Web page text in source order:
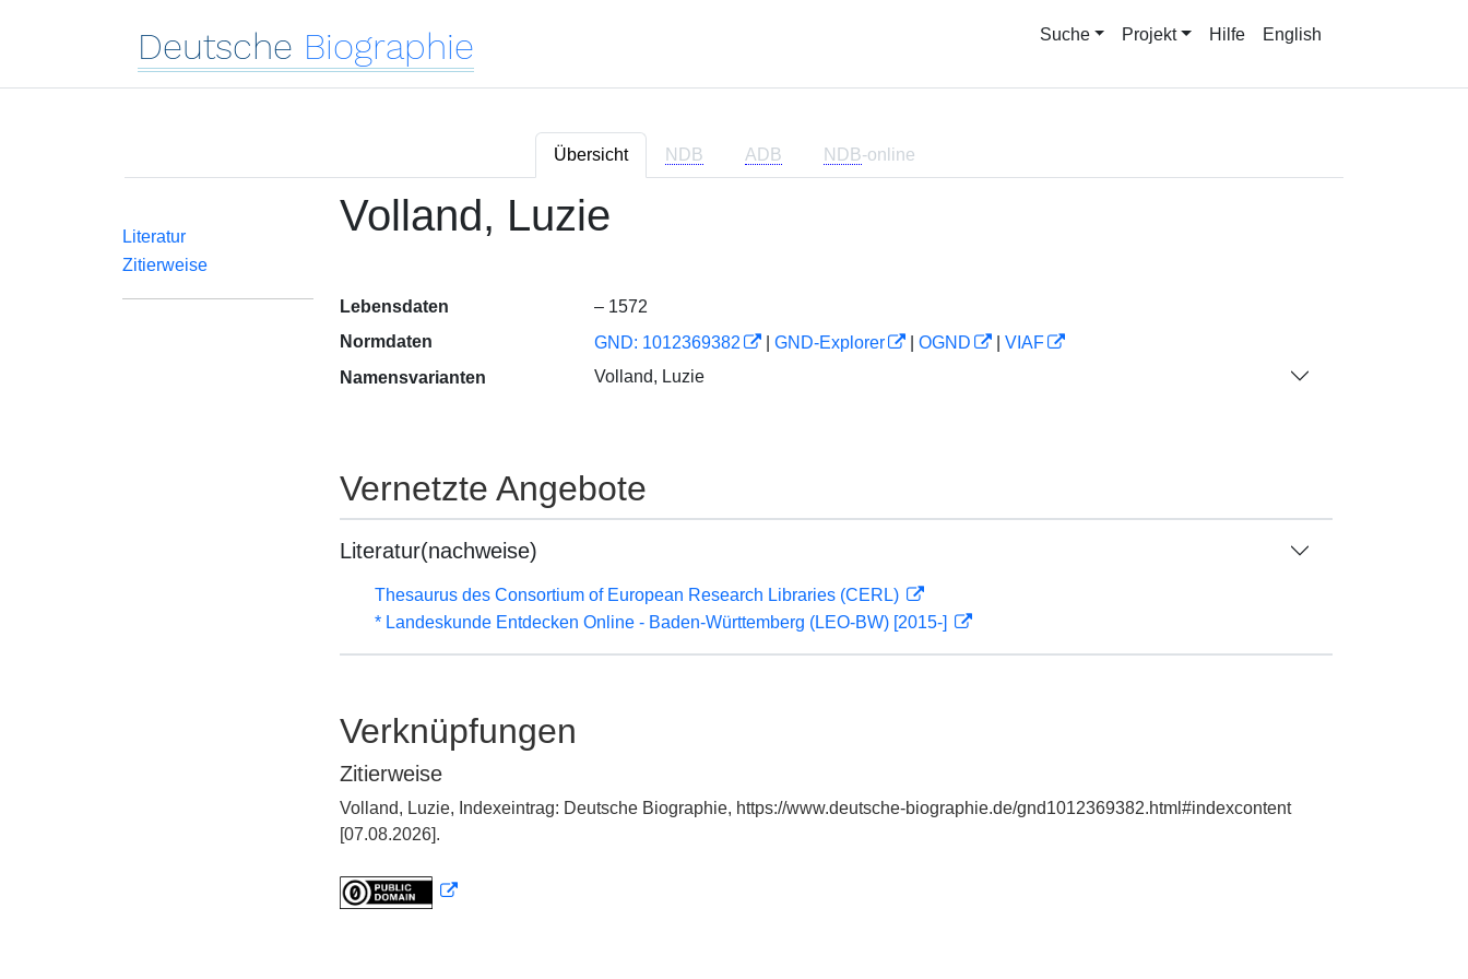
Deutsche Biographie Suche Projekt Hilfe English
Übersicht NDB ADB NDB-online
Literatur
Zitierweise
Volland, Luzie
Lebensdaten
– 1572
Normdaten
GND: 1012369382 GND-Explorer OGND
VIAF
Namensvarianten
Volland, Luzie
Vernetzte Angebote
Literatur(nachweise)
Thesaurus des Consortium of European Research Libraries (CERL)
* Landeskunde Entdecken Online - Baden-Württemberg (LEO-BW) [2015-]
Verknüpfungen
Zitierweise
Volland, Luzie, Indexeintrag: Deutsche Biographie, https://www.deutsche-biographie.de/gnd1012369382.html#indexcontent
[07.08.2026].